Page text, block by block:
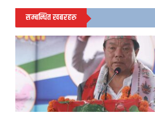
सम्बन्धित खबरहरु